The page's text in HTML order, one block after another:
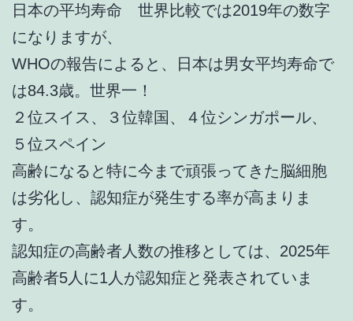
日本の平均寿命 世界比較では2019年の数字
になりますが、
WHOの報告によると、日本は男女平均寿命で
は84.3歳。世界一！
２位スイス、３位韓国、４位シンガポール、
５位スペイン
高齢になると特に今まで頑張ってきた脳細胞
は劣化し、認知症が発生する率が高まりま
す。
認知症の高齢者人数の推移としては、2025年
高齢者5人に1人が認知症と発表されていま
す。